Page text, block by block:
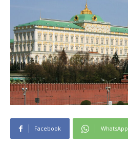
Facebook WhatsApp